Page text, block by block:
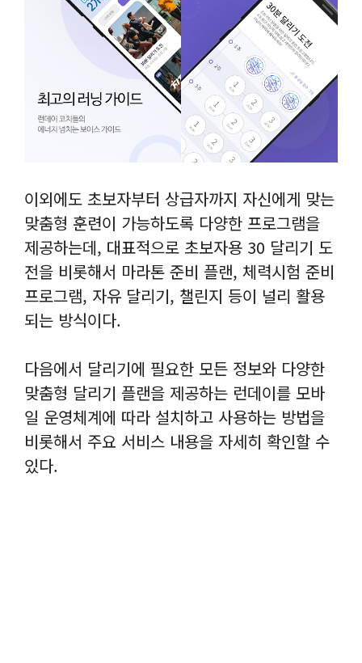
이외에도 초보자부터 상급자까지 자신에게 맞는
맞춤형 훈련이 가능하도록 다양한 프로그램을
제공하는데, 대표적으로 초보자용 30 달리기 도
전을 비롯해서 마라톤 준비 플랜, 체력시험 준비
프로그램, 자유 달리기, 챌린지 등이 널리 활용
되는 방식이다.
다음에서 달리기에 필요한 모든 정보와 다양한
맞춤형 달리기 플랜을 제공하는 런데이를 모바
일 운영체계에 따라 설치하고 사용하는 방법을
비롯해서 주요 서비스 내용을 자세히 확인할 수
있다.